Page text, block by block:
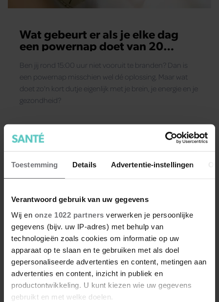
Toestemming Details Advertentie-instellingen
Verantwoord gebruik van uw gegevens
Wij en onze 1022 partners verwerken je persoonlijke
gegevens (bijv. uw IP-adres) met behulp van
technologieën zoals cookies om informatie op uw
apparaat op te slaan en te gebruiken met als doel
gepersonaliseerde advertenties en content, metingen aan
advertenties en content, inzicht in publiek en
productontwikkeling. U kunt kiezen wie uw gegevens
gebruikt en met welke doelen.
Wat gebeurt er als je elke dag
een powernap doet van 20
Ben jij rond 15:00 uur niet vooruit te branden? Dan is
een powernap misschien wel dé oplossing. Maar wat
doet zo'n kort dutje eigenlijk met je brein, je energie en je
gezondheid?
Zóveel Nederlanders poetsen